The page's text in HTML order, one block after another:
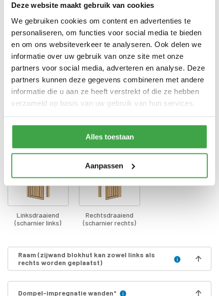
Deze website maakt gebruik van cookies
We gebruiken cookies om content en advertenties te
personaliseren, om functies voor social media te bieden
en om ons websiteverkeer te analyseren. Ook delen we
informatie over uw gebruik van onze site met onze
partners voor social media, adverteren en analyse. Deze
partners kunnen deze gegevens combineren met andere
informatie die u aan ze heeft verstrekt of die ze hebben
verzameld op basis van uw gebruik van hun services.
Alles toestaan
Aanpassen
Deur
Enkele deur zonder drempel -
Doorloophoogte deur 188 cm
Bevestigingsmaterialen
Alle bevestigingsmaterialen
zijn inbegrepen
Transport
Gratis thuisbezorgd - In
Nederland
Draairichting deur*
Linksdraaiend
(scharnier links)
Rechtsdraaiend
(scharnier rechts)
Raam (zijwand blokhut kan zowel links als
rechts worden geplaatst)
Dompel-impregnatie wanden*